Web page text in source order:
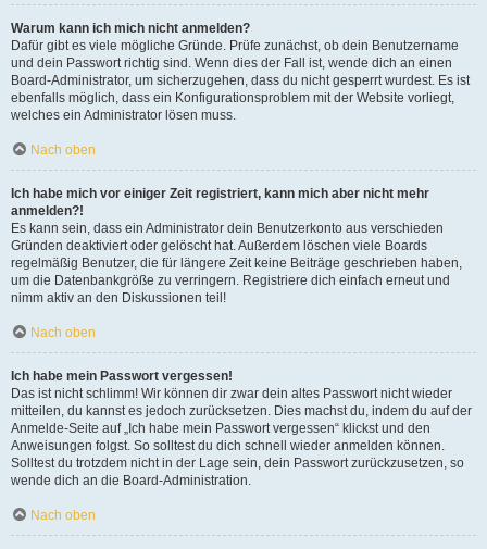
Warum kann ich mich nicht anmelden?
Dafür gibt es viele mögliche Gründe. Prüfe zunächst, ob dein Benutzername
und dein Passwort richtig sind. Wenn dies der Fall ist, wende dich an einen
Board-Administrator, um sicherzugehen, dass du nicht gesperrt wurdest. Es ist
ebenfalls möglich, dass ein Konfigurationsproblem mit der Website vorliegt,
welches ein Administrator lösen muss.
Nach oben
Ich habe mich vor einiger Zeit registriert, kann mich aber nicht mehr
anmelden?!
Es kann sein, dass ein Administrator dein Benutzerkonto aus verschieden
Gründen deaktiviert oder gelöscht hat. Außerdem löschen viele Boards
regelmäßig Benutzer, die für längere Zeit keine Beiträge geschrieben haben,
um die Datenbankgröße zu verringern. Registriere dich einfach erneut und
nimm aktiv an den Diskussionen teil!
Nach oben
Ich habe mein Passwort vergessen!
Das ist nicht schlimm! Wir können dir zwar dein altes Passwort nicht wieder
mitteilen, du kannst es jedoch zurücksetzen. Dies machst du, indem du auf der
Anmelde-Seite auf „Ich habe mein Passwort vergessen“ klickst und den
Anweisungen folgst. So solltest du dich schnell wieder anmelden können.
Solltest du trotzdem nicht in der Lage sein, dein Passwort zurückzusetzen, so
wende dich an die Board-Administration.
Nach oben